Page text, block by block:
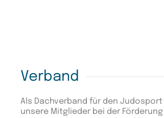
Verband
Als Dachverband für den
unsere Mitglieder bei der